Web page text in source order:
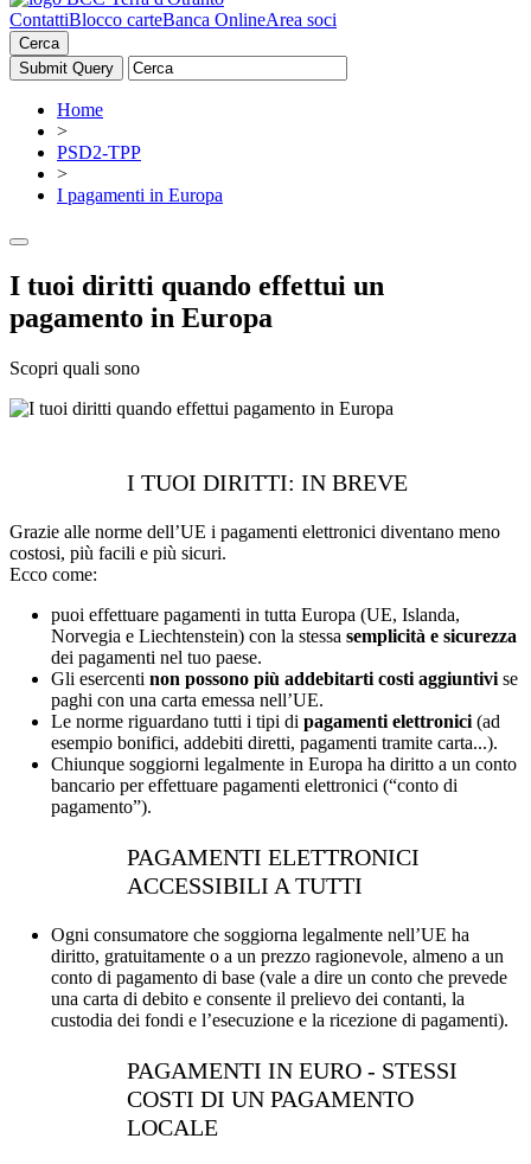
ContattiBlocco carteBanca OnlineArea soci
Cerca
Home
>
PSD2-TPP
>
I pagamenti in Europa
I tuoi diritti quando effettui un
pagamento in Europa
Scopri quali sono
I TUOI DIRITTI: IN BREVE
Grazie alle norme dell’UE i pagamenti elettronici diventano meno
costosi, più facili e più sicuri.
Ecco come:
puoi effettuare pagamenti in tutta Europa (UE, Islanda,
Norvegia e Liechtenstein) con la stessa semplicità e sicurezza
dei pagamenti nel tuo paese.
Gli esercenti non possono più addebitarti costi aggiuntivi se
paghi con una carta emessa nell’UE.
Le norme riguardano tutti i tipi di pagamenti elettronici (ad
esempio bonifici, addebiti diretti, pagamenti tramite carta...).
Chiunque soggiorni legalmente in Europa ha diritto a un conto
bancario per effettuare pagamenti elettronici (“conto di
pagamento”).
PAGAMENTI ELETTRONICI
ACCESSIBILI A TUTTI
Ogni consumatore che soggiorna legalmente nell’UE ha
diritto, gratuitamente o a un prezzo ragionevole, almeno a un
conto di pagamento di base (vale a dire un conto che prevede
una carta di debito e consente il prelievo dei contanti, la
custodia dei fondi e l’esecuzione e la ricezione di pagamenti).
PAGAMENTI IN EURO - STESSI
COSTI DI UN PAGAMENTO
LOCALE